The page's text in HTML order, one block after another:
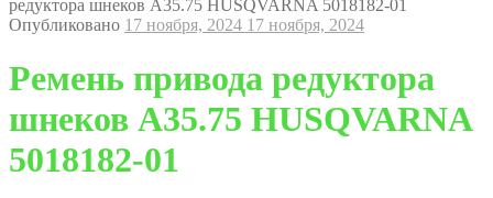
редуктора шнеков A35.75 HUSQVARNA 5018182-01
Опубликовано 17 ноября, 2024 17 ноября, 2024
Ремень привода редуктора
шнеков A35.75 HUSQVARNA
5018182-01